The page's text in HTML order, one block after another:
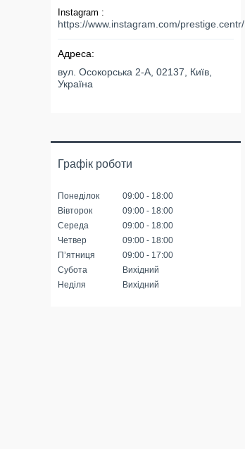
Instagram
https://www.instagram.com/prestige.centr/
вул. Осокорська 2-А, 02137, Київ,
Україна
Графік роботи
Понеділок 09:00
18:00
Вівторок
09:00
18:00
Середа
09:00
18:00
Четвер
09:00
18:00
Пʼятниця
09:00
17:00
Субота
Вихідний
Неділя
Вихідний